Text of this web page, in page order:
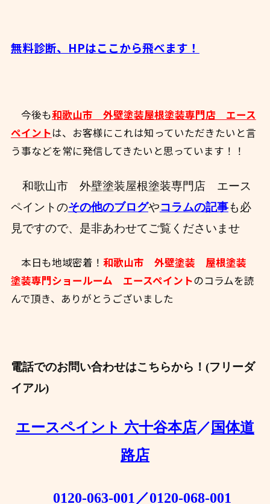
無料診断、HPはここから飛べます！
今後も和歌山市 外壁塗装屋根塗装専門店 エース
ペイントは、お客様にこれは知っていただきたいと言
う事などを常に発信してきたいと思っています！！
和歌山市 外壁塗装屋根塗装専門店 エース
ペイントのその他のブログやコラムの記事も必
見ですので、 是非あわせてご覧くださいませ
本日も地域密着！ 和歌山市 外壁塗装 屋根塗装
塗装専門ショールーム エースペイントのコラムを読
んで頂き、ありがとうございました
電話でのお問い合わせはこちらから！(フリーダ
イアル)
エースペイント 六十谷本店／ 国体道
路店
0120-063-001／0120-068-001